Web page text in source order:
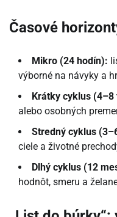
Časové
Mikro (24 hodín):
výborné na návyky a
Krátky cyklus (4–8
alebo osobných
Stredný cyklus
ciele a životné
Dlhý cyklus (12
hodnôt, smeru a